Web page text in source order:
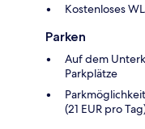
Kostenloses
Parken
Auf dem
Parkplätze
(21 EUR pro